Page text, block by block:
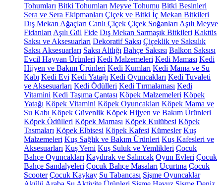
Tohumları Bitki Tohumları Meyve Tohumu Bitki Besinleri
Sera ve Sera Ekipmanları Çiçek ve Bitki İç Mekan Bitkileri
Dış Mekan Ağaçları Canlı Çiçek Çiçek Soğanları Aşılı Meyve
Fidanları Aşılı Gül Fide Dış Mekan Sarmaşık Bitkileri Kaktüs
Saksı ve Aksesuarları Dekoratif Saksı Çiçeklik ve Saksılık
Saksı Aksesuarları Saksı Altlığı Bahçe Saksısı Balkon Saksısı
Evcil Hayvan Ürünleri Kedi Malzemeleri Kedi Maması Kedi
Hijyen ve Bakım Ürünleri Kedi Kumları Kedi Mama ve Su
Kabı Kedi Evi Kedi Yatağı Kedi Oyuncakları Kedi Tuvaleti
ve Aksesuarları Kedi Ödülleri Kedi Tırmalaması Kedi
Vitamini Kedi Taşıma Çantası Köpek Malzemeleri Köpek
Yatağı Köpek Vitamini Köpek Oyuncakları Köpek Mama ve
Su Kabı Köpek Güvenlik Köpek Hijyen ve Bakım Ürünleri
Köpek Ödülleri Köpek Maması Köpek Kulübesi Köpek
Tasmaları Köpek Elbisesi Köpek Kafesi Kümesler Kuş
Malzemeleri Kuş Sağlık ve Bakım Ürünleri Kuş Kafesleri ve
Aksesuarları Kuş Yemi Kuş Suluk ve Yemlikleri Çocuk
Bahçe Oyuncakları Kaydırak ve Salıncak Oyun Evleri Çocuk
Bahçe Sandalyeleri Çocuk Bahçe Masaları Uçurtma Çocuk
Scooter Çocuk Kaykay Su Tabancası Şişme Oyuncaklar